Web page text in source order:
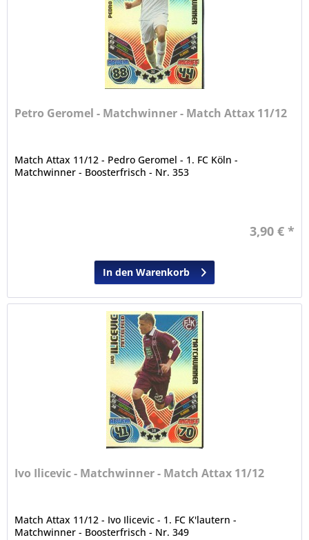
Petro Geromel - Matchwinner - Match Attax 11/12
Match Attax 11/12 - Pedro Geromel - 1. FC Köln -
Matchwinner - Boosterfrisch - Nr. 353
3,90 € *
In den Warenkorb
Ivo Ilicevic - Matchwinner - Match Attax 11/12
Match Attax 11/12 - Ivo Ilicevic - 1. FC K'lautern -
Matchwinner - Boosterfrisch - Nr. 349